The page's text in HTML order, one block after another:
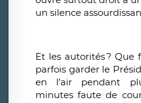
un silence
Et les autorités? Que
parfois garder le
en l’air pendant
minutes faute de